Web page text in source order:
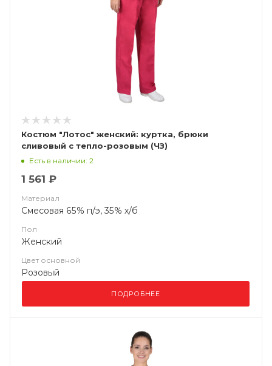
Костюм "Лотос" женский: куртка, брюки
сливовый с тепло-розовым (ЧЗ)
Есть в наличии: 2
1 561 ₽
Материал
Смесовая 65% п/э, 35% х/б
Пол
Женский
Цвет основной
Розовый
ПОДРОБНЕЕ